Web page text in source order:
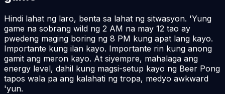
Hindi lahat ng laro, benta sa lahat ng sitwasyon. 'Yung
game na sobrang wild ng 2 AM na may 12 tao ay
pwedeng maging boring ng 8 PM kung apat lang kayo.
Importante kung ilan kayo. Importante rin kung anong
gamit ang meron kayo. At siyempre, mahalaga ang
energy level, dahil kung magsi-setup kayo ng Beer Pong
tapos wala pa ang kalahati ng tropa, medyo awkward
'yun.